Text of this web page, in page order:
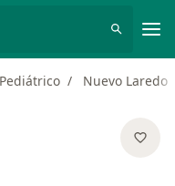
Nuevo Laredo